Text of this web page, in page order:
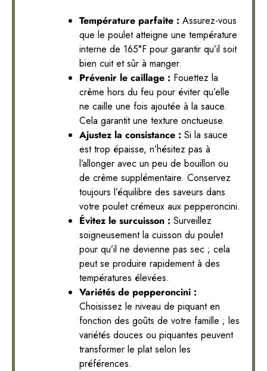
Température parfaite : Assurez-vous
que le poulet atteigne une température
interne de 165°F pour garantir qu’il soit
bien cuit et sûr à manger.
Prévenir le caillage : Fouettez la
crème hors du feu pour éviter qu’elle
ne caille une fois ajoutée à la sauce.
Cela garantit une texture onctueuse.
Ajustez la consistance : Si la sauce
est trop épaisse, n’hésitez pas à
l’allonger avec un peu de bouillon ou
de crème supplémentaire. Conservez
toujours l’équilibre des saveurs dans
votre poulet crémeux aux pepperoncini.
Évitez le surcuisson : Surveillez
soigneusement la cuisson du poulet
pour qu’il ne devienne pas sec ; cela
peut se produire rapidement à des
températures élevées.
Variétés de pepperoncini :
Choisissez le niveau de piquant en
fonction des goûts de votre famille ; les
variétés douces ou piquantes peuvent
transformer le plat selon les
préférences.